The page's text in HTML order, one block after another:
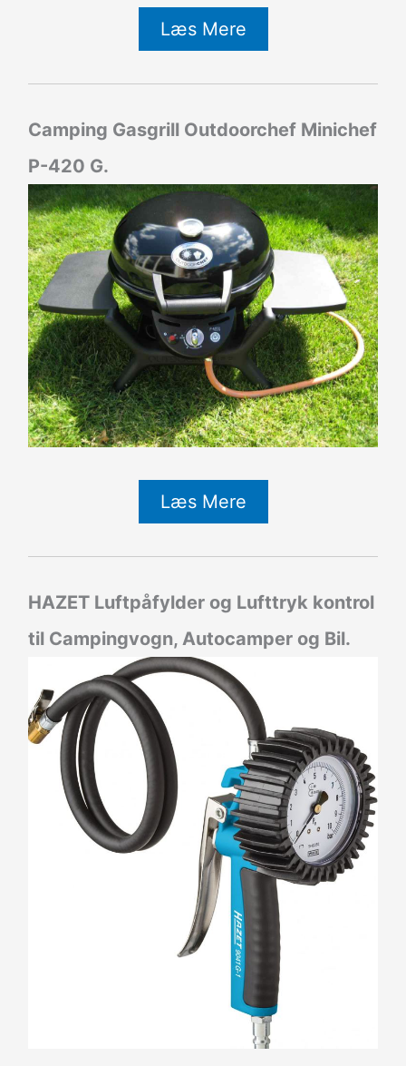
Læs Mere
Camping Gasgrill Outdoorchef Minichef
P-420 G.
Læs Mere
HAZET Luftpåfylder og Lufttryk kontrol
til Campingvogn, Autocamper og Bil.